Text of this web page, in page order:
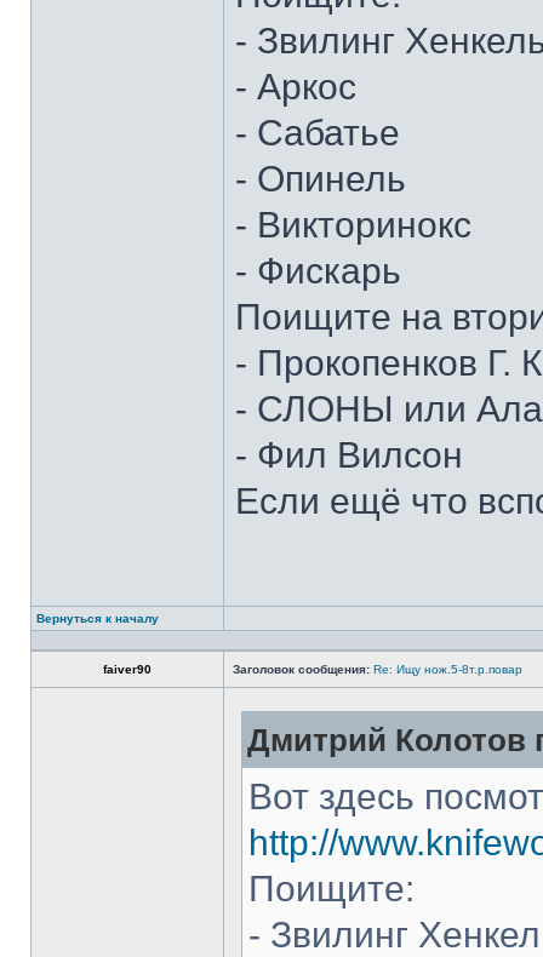
- Звилинг
- Аркос
- Сабатье
- Опинель
- Викторинокс
- Фискарь
Поищите на
- Прокопенков Г.
- СЛОНЫ или
- Фил Вилсон
Если ещё что
Вернуться к началу
faiver90 Заголовок сообщения: Re: Ищу нож.5-8т.р.повар
Дмитрий Колотов
Вот здесь
http://
Поищите:
- Звилинг